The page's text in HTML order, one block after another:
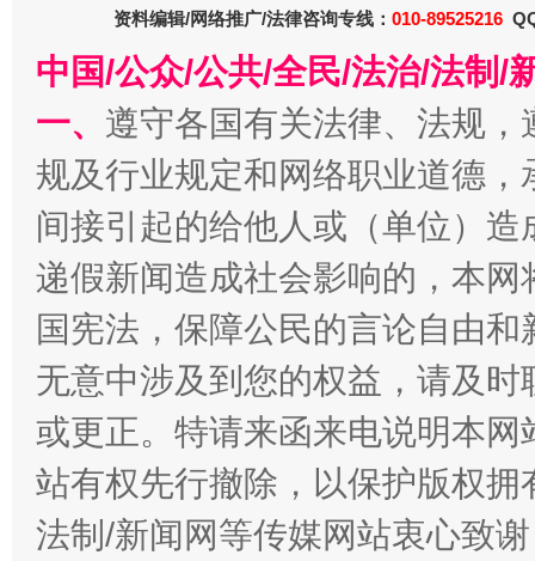
千年窑火 生生不息
揭开“小金库”的免责幌子
资料编辑/网络推广/法律咨询专线： 010-89525216
中国/公众/公共/全民/法治/法制/
一、 遵守各国有关法律、法规
规及行业规定和网络职业道德
间接引起的给他人或（单位）
递假新闻造成社会影响的，本
国宪法，保障公民的言论自由
无意中涉及到您的权益，请及
或更正。特请来函来电说明本
站有权先行撤除，以保护版权
法制/新闻网等传媒网站衷心致